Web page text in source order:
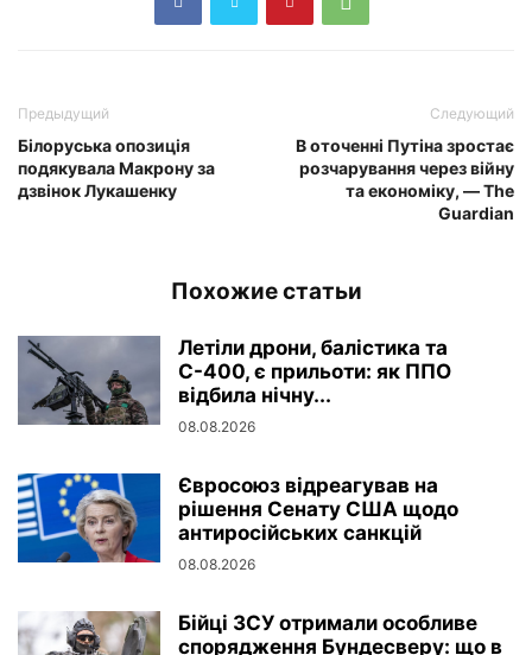
Предыдущий
Білоруська опозиція
подякувала Макрону за
дзвінок Лукашенку
Следующий
В оточенні Путіна зростає
розчарування через війну
та економіку, — The
Guardian
Похожие статьи
Летіли дрони, балістика та
С-400, є прильоти: як ППО
відбила нічну...
08.08.2026
Євросоюз відреагував на
рішення Сенату США щодо
антиросійських санкцій
08.08.2026
Бійці ЗСУ отримали особливе
спорядження Бундесверу: що в